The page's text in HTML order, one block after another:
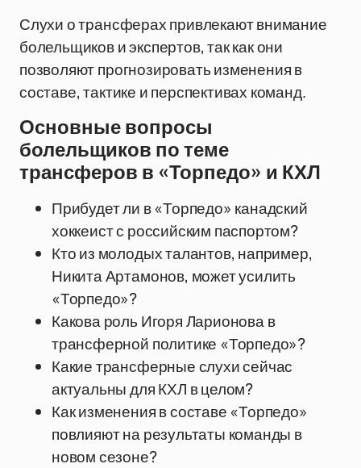
Слухи о трансферах привлекают внимание
болельщиков и экспертов, так как они
позволяют прогнозировать изменения в
составе, тактике и перспективах команд.
Основные вопросы
болельщиков по теме
трансферов в «Торпедо» и КХЛ
Прибудет ли в «Торпедо» канадский
хоккеист с российским паспортом?
Кто из молодых талантов, например,
Никита Артамонов, может усилить
«Торпедо»?
Какова роль Игоря Ларионова в
трансферной политике «Торпедо»?
Какие трансферные слухи сейчас
актуальны для КХЛ в целом?
Как изменения в составе «Торпедо»
повлияют на результаты команды в
новом сезоне?